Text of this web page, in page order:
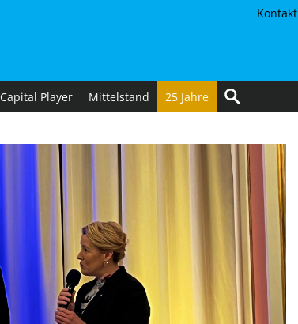
Kontakt
Capital Player Mittelstand 25 Jahre